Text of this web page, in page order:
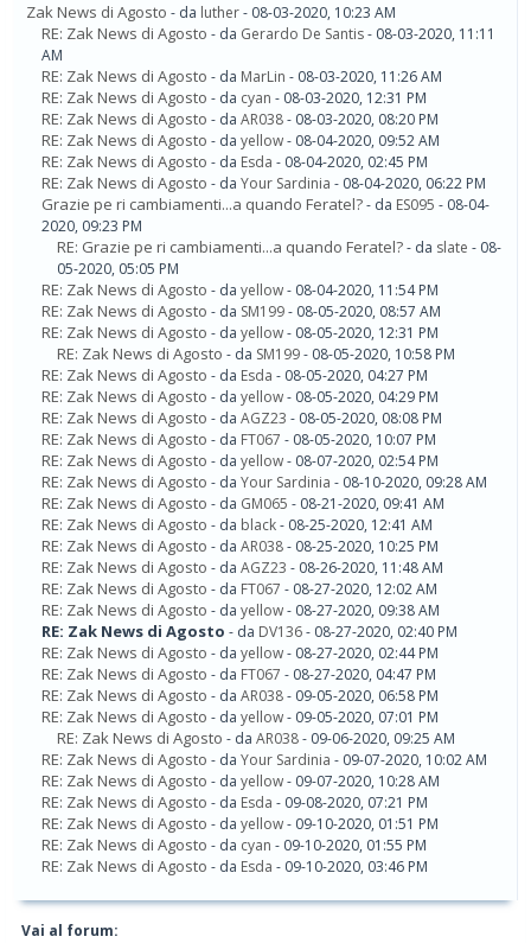
Zak News di Agosto - da luther- 08-03-2020, 10:23 AM
RE: Zak News di Agosto - da Gerardo De Santis- 08-03-2020, 11:11
AM
RE: Zak News di Agosto - da MarLin - 08-03-2020, 11:26 AM
RE: Zak News di Agosto - da cyan - 08-03-2020, 12:31 PM
RE: Zak News di Agosto - da AR038- 08-03-2020, 08:20 PM
RE: Zak News di Agosto - da yellow- 08-04-2020, 09:52 AM
RE: Zak News di Agosto - da Esda - 08-04-2020, 02:45 PM
RE: Zak News di Agosto - da Your Sardinia - 08-04-2020, 06:22 PM
Grazie pe ri cambiamenti...a quando Feratel?- da ES095 - 08-04-
2020, 09:23 PM
RE: Grazie pe ri cambiamenti...a quando Feratel?- da slate - 08-
05-2020, 05:05 PM
RE: Zak News di Agosto - da yellow- 08-04-2020, 11:54 PM
RE: Zak News di Agosto - da SM199- 08-05-2020, 08:57 AM
RE: Zak News di Agosto - da yellow- 08-05-2020, 12:31 PM
RE: Zak News di Agosto - da SM199- 08-05-2020, 10:58 PM
RE: Zak News di Agosto - da Esda - 08-05-2020, 04:27 PM
RE: Zak News di Agosto - da yellow- 08-05-2020, 04:29 PM
RE: Zak News di Agosto - da AGZ23 - 08-05-2020, 08:08 PM
RE: Zak News di Agosto - da FT067 - 08-05-2020, 10:07 PM
RE: Zak News di Agosto - da yellow- 08-07-2020, 02:54 PM
RE: Zak News di Agosto - da Your Sardinia - 08-10-2020, 09:28 AM
RE: Zak News di Agosto - da GM065 - 08-21-2020, 09:41 AM
RE: Zak News di Agosto - da black- 08-25-2020, 12:41 AM
RE: Zak News di Agosto - da AR038- 08-25-2020, 10:25 PM
RE: Zak News di Agosto - da AGZ23 - 08-26-2020, 11:48 AM
RE: Zak News di Agosto - da FT067 - 08-27-2020, 12:02 AM
RE: Zak News di Agosto - da yellow- 08-27-2020, 09:38 AM
RE: Zak News di Agosto - da DV136- 08-27-2020, 02:40 PM
RE: Zak News di Agosto - da yellow- 08-27-2020, 02:44 PM
RE: Zak News di Agosto - da FT067 - 08-27-2020, 04:47 PM
RE: Zak News di Agosto - da AR038- 09-05-2020, 06:58 PM
RE: Zak News di Agosto - da yellow- 09-05-2020, 07:01 PM
RE: Zak News di Agosto - da AR038- 09-06-2020, 09:25 AM
RE: Zak News di Agosto - da Your Sardinia - 09-07-2020, 10:02 AM
RE: Zak News di Agosto - da yellow- 09-07-2020, 10:28 AM
RE: Zak News di Agosto - da Esda - 09-08-2020, 07:21 PM
RE: Zak News di Agosto - da yellow- 09-10-2020, 01:51 PM
RE: Zak News di Agosto - da cyan - 09-10-2020, 01:55 PM
RE: Zak News di Agosto - da Esda - 09-10-2020, 03:46 PM
Vai al forum: